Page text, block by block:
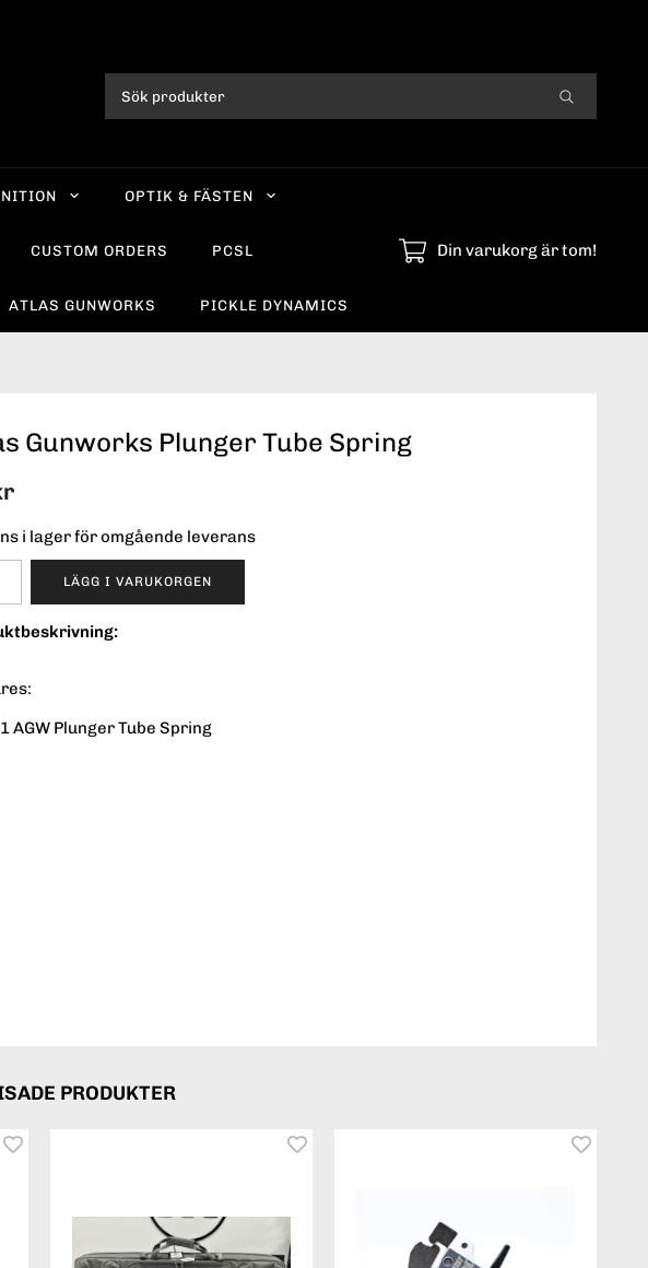
OPTIK & FÄSTEN
CUSTOM ORDERS PCSL
ATLAS GUNWORKS PICKLE DYNAMICS
Din varukorg är tom!
Gunworks Plunger Tube Spring
i lager för omgående leverans
LÄGG I VARUKORGEN
1 AGW Plunger Tube Spring
PRODUKTER